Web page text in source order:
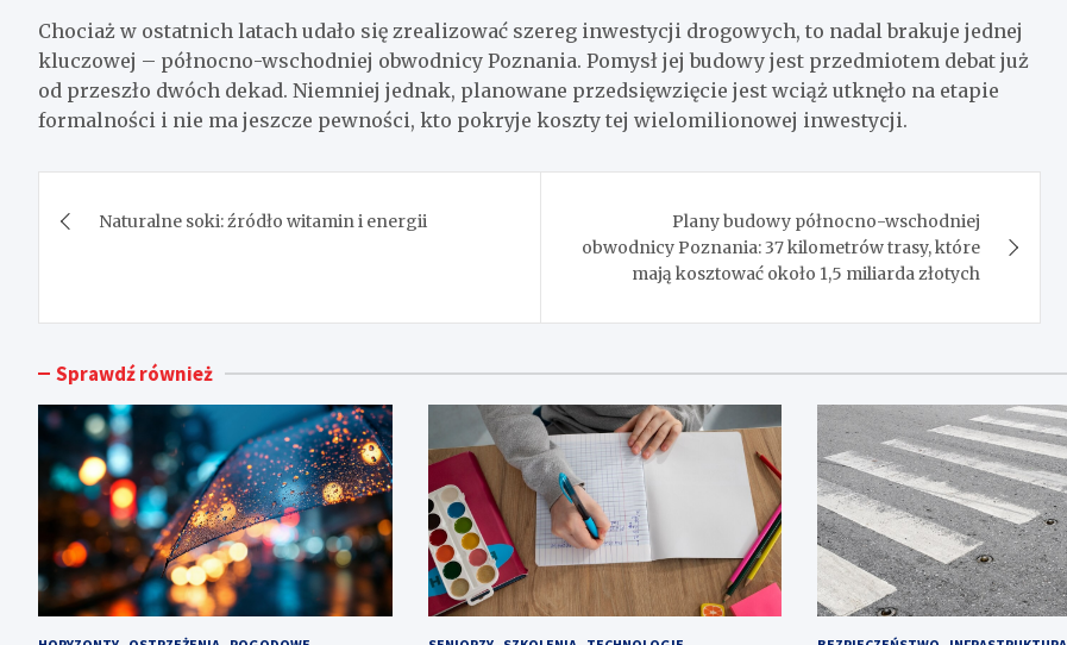
Chociaż w ostatnich latach udało się zrealizować szereg inwestycji drogowych, to nadal brakuje jednej
kluczowej – północno-wschodniej obwodnicy Poznania. Pomysł jej budowy jest przedmiotem debat już
od przeszło dwóch dekad. Niemniej jednak, planowane przedsięwzięcie jest wciąż utknęło na etapie
formalności i nie ma jeszcze pewności, kto pokryje koszty tej wielomilionowej inwestycji.
wpisu
Naturalne soki: źródło witamin i energii
Plany budowy północno-wschodniej
obwodnicy Poznania: 37 kilometrów trasy, które
mają kosztować około 1,5 miliarda złotych
Sprawdź również